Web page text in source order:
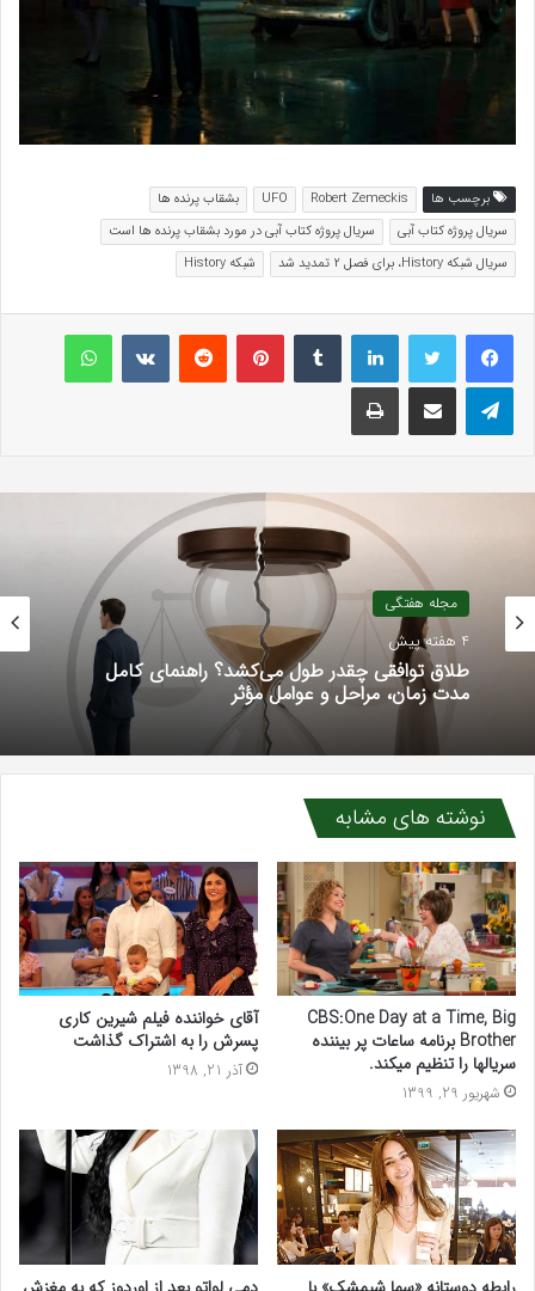
برچسب ها Robert Zemeckis
UFO
بشقاب پرنده ها
سریال پروژه کتاب آبی
سریال پروژه کتاب آبی در مورد بشقاب پرنده ها است
سریال شبکه History، برای فصل 2 تمدید شد
شبکه History
لینکداینتامبلر پینتریستReddit
VKontakteواتس آپ
تلگرام اشتراک گذاری با ایمیل چاپ
مجله هفتگی
4 هفته پیش
طلاق توافقی چقدر طول می‌کشد؟ راهنمای کامل
مدت زمان، مراحل و عوامل مؤثر
نوشته های مشابه
CBS:One Day at a Time, Big
Brother برنامه ساعات پر بیننده
سریالها را تنظیم میکند.
شهریور 29, 1399
آقای خواننده فیلم شیرین کاری
پسرش را به اشتراک گذاشت
آذر 21, 1398